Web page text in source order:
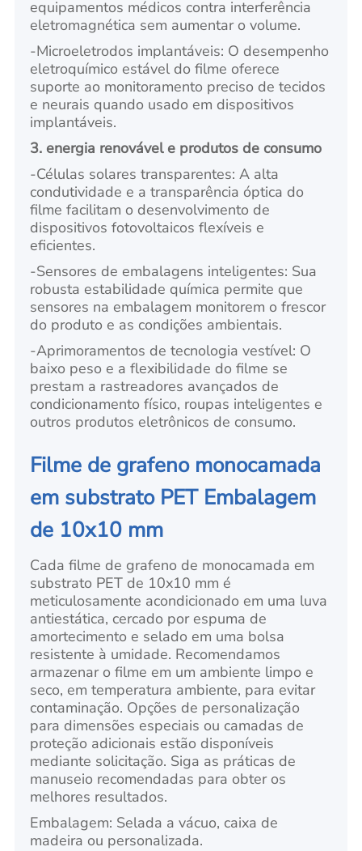
equipamentos médicos contra interferência
eletromagnética sem aumentar o volume.
-Microeletrodos implantáveis: O desempenho
eletroquímico estável do filme oferece
suporte ao monitoramento preciso de tecidos
e neurais quando usado em dispositivos
implantáveis.
3. energia renovável e produtos de consumo
-Células solares transparentes: A alta
condutividade e a transparência óptica do
filme facilitam o desenvolvimento de
dispositivos fotovoltaicos flexíveis e
eficientes.
-Sensores de embalagens inteligentes: Sua
robusta estabilidade química permite que
sensores na embalagem monitorem o frescor
do produto e as condições ambientais.
-Aprimoramentos de tecnologia vestível: O
baixo peso e a flexibilidade do filme se
prestam a rastreadores avançados de
condicionamento físico, roupas inteligentes e
outros produtos eletrônicos de consumo.
Filme de grafeno monocamada
em substrato PET Embalagem
de 10x10 mm
Cada filme de grafeno de monocamada em
substrato PET de 10x10 mm é
meticulosamente acondicionado em uma luva
antiestática, cercado por espuma de
amortecimento e selado em uma bolsa
resistente à umidade. Recomendamos
armazenar o filme em um ambiente limpo e
seco, em temperatura ambiente, para evitar
contaminação. Opções de personalização
para dimensões especiais ou camadas de
proteção adicionais estão disponíveis
mediante solicitação. Siga as práticas de
manuseio recomendadas para obter os
melhores resultados.
Embalagem: Selada a vácuo, caixa de
madeira ou personalizada.